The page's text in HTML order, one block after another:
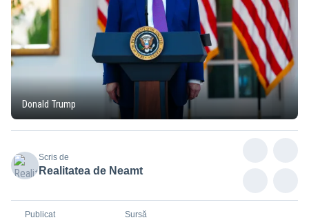
Donald Trump
Scris de
Realitatea de Neamt
Publicat Sursă